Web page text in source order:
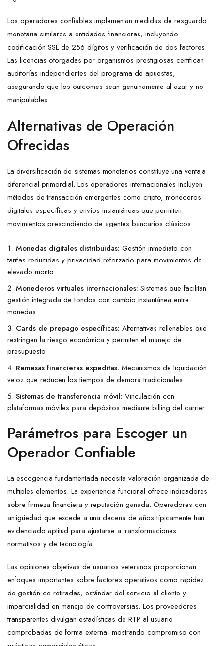
Los operadores confiables implementan medidas de resguardo
monetaria similares a entidades financieras, incluyendo
codificación SSL de 256 dígitos y verificación de dos factores.
Las licencias otorgadas por organismos prestigiosas certifican
auditorías independientes del programa de apuestas,
asegurando que los outcomes sean genuinamente al azar y no
manipulables.
Alternativas de Operación
Ofrecidas
La diversificación de sistemas monetarios constituye una ventaja
diferencial primordial. Los operadores internacionales incluyen
métodos de transacción emergentes como cripto, monederos
digitales específicas y envíos instantáneas que permiten
movimientos prescindiendo de agentes bancarios clásicos.
Monedas digitales distribuidas: Gestión inmediato con
tarifas reducidas y privacidad reforzado para movimientos de
elevado monto
Monederos virtuales internacionales: Sistemas que facilitan
gestión integrada de fondos con cambio instantánea entre
monedas
Cards de prepago específicas: Alternativas rellenables que
restringen la riesgo económica y permiten el manejo de
presupuesto
Remesas financieras expeditas: Mecanismos de liquidación
veloz que reducen los tiempos de demora tradicionales
Sistemas de transferencia móvil: Vinculación con
plataformas móviles para depósitos mediante billing del carrier
Parámetros para Escoger un
Operador Confiable
La escogencia fundamentada necesita valoración organizada de
múltiples elementos. La experiencia funcional ofrece indicadores
sobre firmeza financiera y reputación ganada. Operadores con
antigüedad que excede a una decena de años típicamente han
evidenciado aptitud para ajustarse a transformaciones
normativos y de tecnología.
Las opiniones objetivas de usuarios veteranos proporcionan
enfoques importantes sobre factores operativos como rapidez
de gestión de retiradas, estándar del servicio al cliente y
imparcialidad en manejo de controversias. Los proveedores
transparentes divulgan estadísticas de RTP al usuario
comprobadas de forma externa, mostrando compromiso con